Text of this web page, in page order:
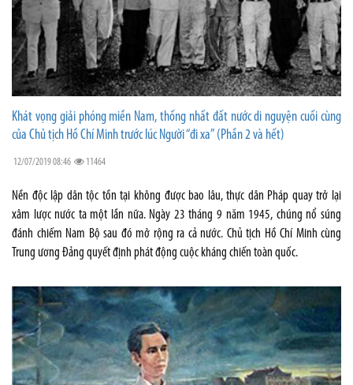
Khát vọng giải phóng miền Nam, thống nhất đất nước di nguyện cuối cùng
của Chủ tịch Hồ Chí Minh trước lúc Người “đi xa” (Phần 2 và hết)
12/07/2019 08:46 11464
Nền độc lập dân tộc tồn tại không được bao lâu, thực dân Pháp quay trở lại
xâm lược nước ta một lần nữa. Ngày 23 tháng 9 năm 1945, chúng nổ súng
đánh chiếm Nam Bộ sau đó mở rộng ra cả nước. Chủ tịch Hồ Chí Minh cùng
Trung ương Đảng quyết định phát động cuộc kháng chiến toàn quốc.